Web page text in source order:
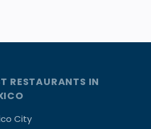
RESTAURANTS IN
City